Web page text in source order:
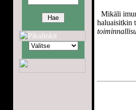
Mikäli
haluaisitkin